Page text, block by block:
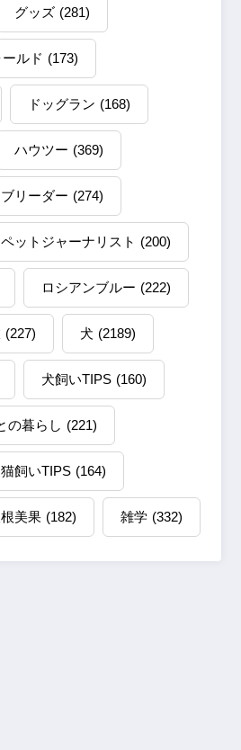
グッズ (281)
ルド (173)
ドッグラン (168)
ハウツー (369)
ブリーダー (274)
ペットジャーナリスト (200)
ロシアンブルー (222)
(227) 犬 (2189)
犬飼いTIPS (160)
の暮らし (221)
猫飼いTIPS (164)
美果 (182) 雑学 (332)